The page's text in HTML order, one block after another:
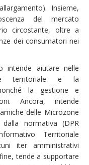
Insieme,
del mercato
circostante, oltre a
dei consumatori nei
intende aiutare nelle
territoriale e la
la gestione e
Ancora, intende
delle Microzone
normativa (DPR
Territoriale
iter amministrativi
tende a supportare